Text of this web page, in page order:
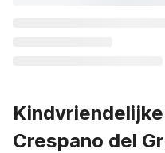
Crespano del